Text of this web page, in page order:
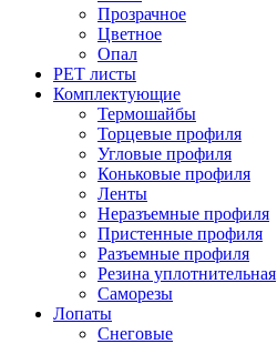
Прозрачное
Цветное
Опал
PET листы
Комплектующие
Термошайбы
Торцевые профиля
Угловые профиля
Коньковые профиля
Ленты
Неразъемные профиля
Пристенные профиля
Разъемные профиля
Резина уплотнительная
Саморезы
Лопаты
Снеговые